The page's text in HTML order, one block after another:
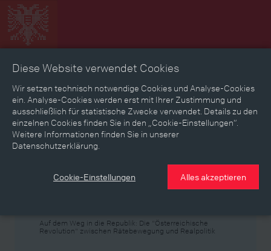
Zeitbild Zeitreise Landkarte Erinnerungen
Mediathek Textmodus
Themen Zeiträume Aspekte
Auf dem Weg in die Republik: Die "Österreichische
Revolution" zwischen Rätebewegung und Realpolitik
Diese Website verwendet Cookies
Wir setzen technisch notwendige Cookies und Analyse-Cookies
ein. Analyse-Cookies werden erst mit Ihrer Zustimmung und
ausschließlich für statistische Zwecke verwendet. Details zu den
einzelnen Cookies finden Sie in den „Cookie-Einstellungen“.
Weitere Informationen finden Sie in unserer
Datenschutzerklärung.
Cookie-Einstellungen Alles akzeptieren